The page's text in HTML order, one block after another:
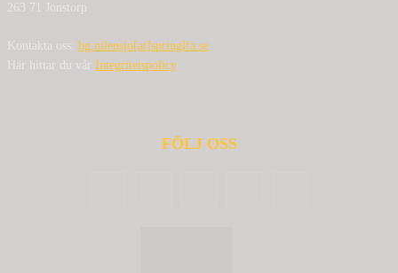
263 71 Jonstorp
Kontakta oss: bg.nilensjo[at]springlfa.se
Här hittar du vår Integritetspolicy
FÖLJ OSS